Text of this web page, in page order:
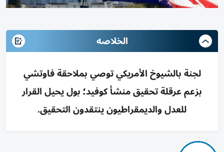
الخلاصه
لجنة بالشيوخ الأمريكي توصي بملاحقة فاوتشي
بزعم عرقلة تحقيق منشأ كوفيد؛ بول يحيل القرار
للعدل والديمقراطيون ينتقدون التحقيق.